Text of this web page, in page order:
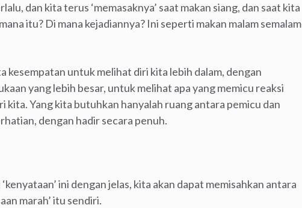
dan kita terus ‘memasaknya’ saat makan siang, dan saat kita
itu? Di mana kejadiannya? Ini seperti makan malam semalam
kesempatan untuk melihat diri kita lebih dalam, dengan
yang lebih besar, untuk melihat apa yang memicu reaksi
kita. Yang kita butuhkan hanyalah ruang antara pemicu dan
dengan hadir secara penuh.
ini dengan jelas, kita akan dapat memisahkan antara
marah’ itu sendiri.